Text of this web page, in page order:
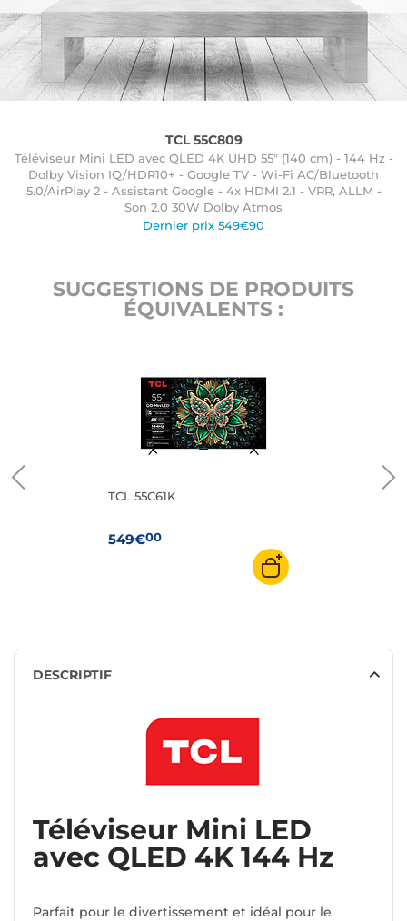
TCL 55C809
Téléviseur Mini LED avec QLED 4K UHD 55" (140 cm) - 144 Hz -
Dolby Vision IQ/HDR10+ - Google TV - Wi-Fi AC/Bluetooth
5.0/AirPlay 2 - Assistant Google - 4x HDMI 2.1 - VRR, ALLM -
Son 2.0 30W Dolby Atmos
Dernier prix 549€90
SUGGESTIONS DE PRODUITS
ÉQUIVALENTS :
TCL 55C61K
549€00
DESCRIPTIF
Téléviseur Mini LED
avec QLED 4K 144 Hz
Parfait pour le divertissement et idéal pour le